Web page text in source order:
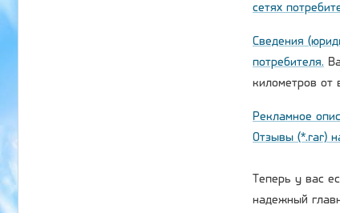
сетях
Сведения
потребителя.
километров от
Рекламное
Отзывы (*.rar)
Теперь у вас
надежный